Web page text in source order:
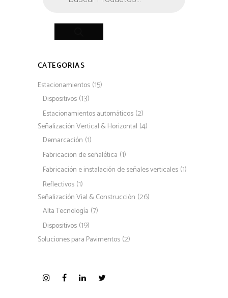
productos
CATEGORIAS
Estacionamientos (15)
Dispositivos (13)
Estacionamientos automáticos (2)
Señalización Vertical & Horizontal (4)
Demarcación (1)
Fabricacion de señalética (1)
Fabricación e instalación de señales verticales (1)
Reflectivos (1)
Señalización Vial & Construcción (26)
Alta Tecnología (7)
Dispositivos (19)
Soluciones para Pavimentos (2)